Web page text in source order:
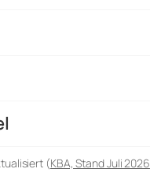
(KBA, Stand Juli 2026